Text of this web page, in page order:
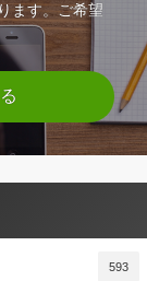
ます。ご希望
593